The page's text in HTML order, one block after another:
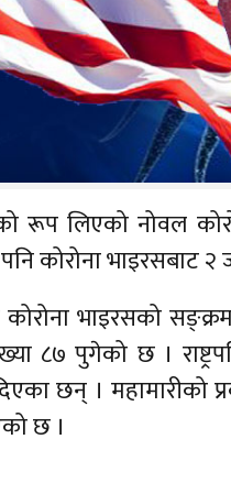
रूप लिएको नोवल
कोरोना भाइरसबाट
भाइरसको
८७ पुगेको छ ।
छन् ।
छ ।